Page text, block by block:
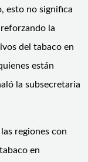
esto no significa
la
del tabaco en
están
la subsecretaria
regiones con
en